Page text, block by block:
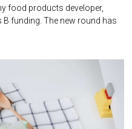
food products developer,
B funding. The new round has